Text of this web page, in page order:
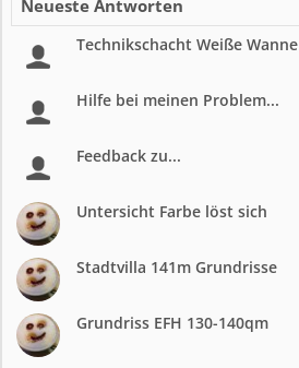
Neueste Antworten
Technikschacht Weiße Wanne
Hilfe bei meinen Problem...
Feedback zu...
Untersicht Farbe löst sich
Stadtvilla 141m Grundrisse
Grundriss EFH 130-140qm